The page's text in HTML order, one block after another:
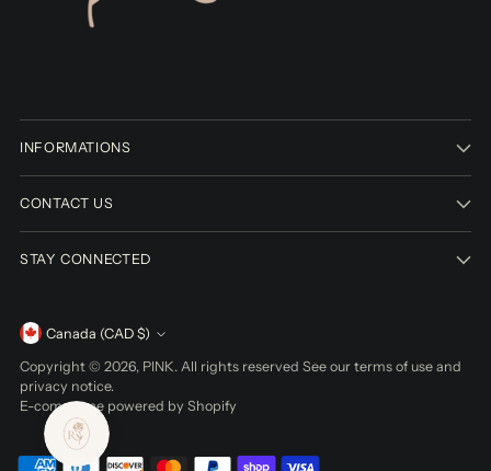
INFORMATIONS
CONTACT US
STAY CONNECTED
Currency Canada (CAD $)
Copyright © 2026, PINK. All rights reserved See our terms of use and
privacy notice.
E-commerce powered by Shopify